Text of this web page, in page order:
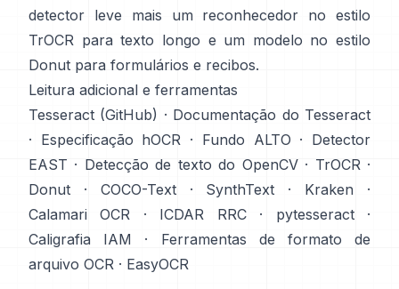
detector leve mais um reconhecedor no estilo
TrOCR para texto longo e um modelo no estilo
Donut para formulários e recibos.
Leitura adicional e ferramentas
Tesseract (GitHub) · Documentação do Tesseract
· Especificação hOCR · Fundo ALTO · Detector
EAST · Detecção de texto do OpenCV· TrOCR·
Donut · COCO-Text· SynthText · Kraken ·
Calamari OCR · ICDAR RRC· pytesseract·
Caligrafia IAM
· Ferramentas de formato de
arquivo OCR · EasyOCR